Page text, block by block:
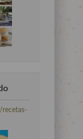
recetas-